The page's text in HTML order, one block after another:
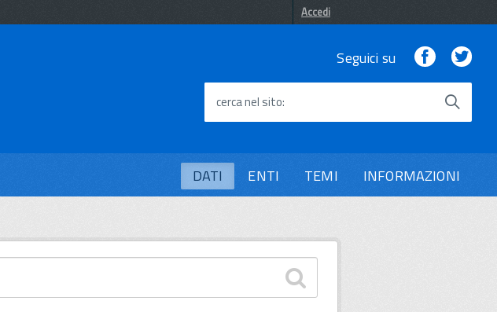
Accedi
Seguici su Facebook
cerca nel sito
DATI ENTI TEMI INFORMAZIONI